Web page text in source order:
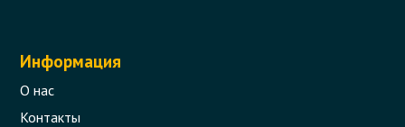
Информация
О нас
Контакты